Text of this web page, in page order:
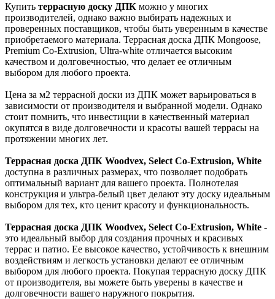
Купить террасную доску ДПК можно у многих
производителей, однако важно выбирать надежных и
проверенных поставщиков, чтобы быть уверенным в качестве
приобретаемого материала. Террасная доска ДПК Mongoose,
Premium Co-Extrusion, Ultra-white отличается высоким
качеством и долговечностью, что делает ее отличным
выбором для любого проекта.
Цена за м2 террасной доски из ДПК может варьироваться в
зависимости от производителя и выбранной модели. Однако
стоит помнить, что инвестиции в качественный материал
окупятся в виде долговечности и красоты вашей террасы на
протяжении многих лет.
Террасная доска ДПК Woodvex, Select Co-Extrusion, White
доступна в различных размерах, что позволяет подобрать
оптимальный вариант для вашего проекта. Полнотелая
конструкция и ультра-белый цвет делают эту доску идеальным
выбором для тех, кто ценит красоту и функциональность.
Террасная доска ДПК Woodvex, Select Co-Extrusion, White -
это идеальный выбор для создания прочных и красивых
террас и патио. Ее высокое качество, устойчивость к внешним
воздействиям и легкость установки делают ее отличным
выбором для любого проекта. Покупая террасную доску ДПК
от производителя, вы можете быть уверены в качестве и
долговечности вашего наружного покрытия.